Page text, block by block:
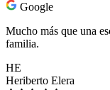
Google
Mucho más que una
familia.
HE
Heriberto Elera